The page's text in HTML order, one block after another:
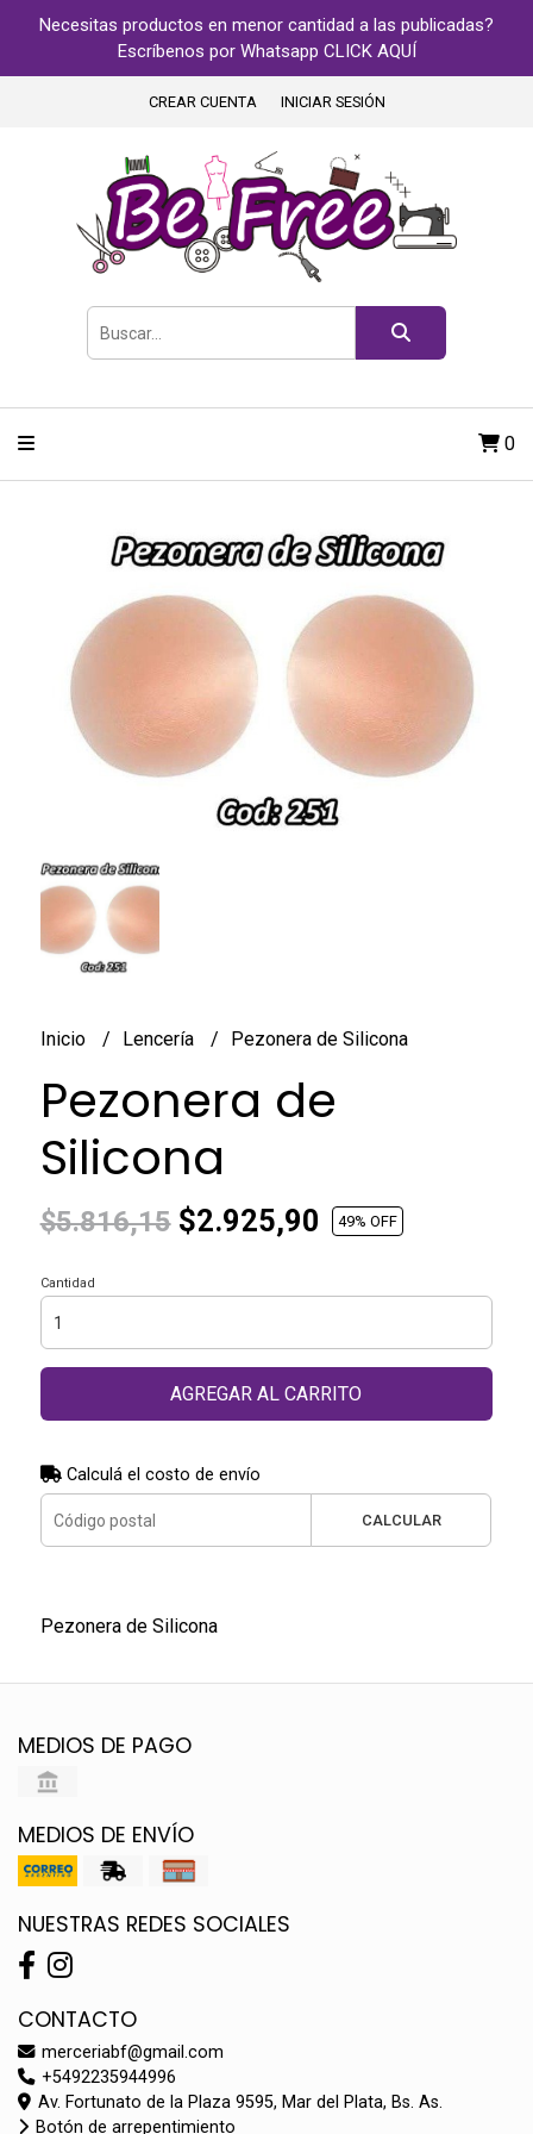
Necesitas productos en menor cantidad a las publicadas?
Escríbenos por Whatsapp CLICK AQUÍ
CREAR CUENTA INICIAR SESIÓN
0
Inicio Lencería Pezonera de Silicona
Pezonera de
Silicona
$5.816,15$2.925,90 49% OFF
Cantidad
AGREGAR AL CARRITO
Calculá el costo de envío
CALCULAR
Pezonera de Silicona
MEDIOS DE PAGO
MEDIOS DE ENVÍO
NUESTRAS REDES SOCIALES
CONTACTO
merceriabf@gmail.com
+5492235944996
Av. Fortunato de la Plaza 9595, Mar del Plata, Bs. As.
Botón de arrepentimiento